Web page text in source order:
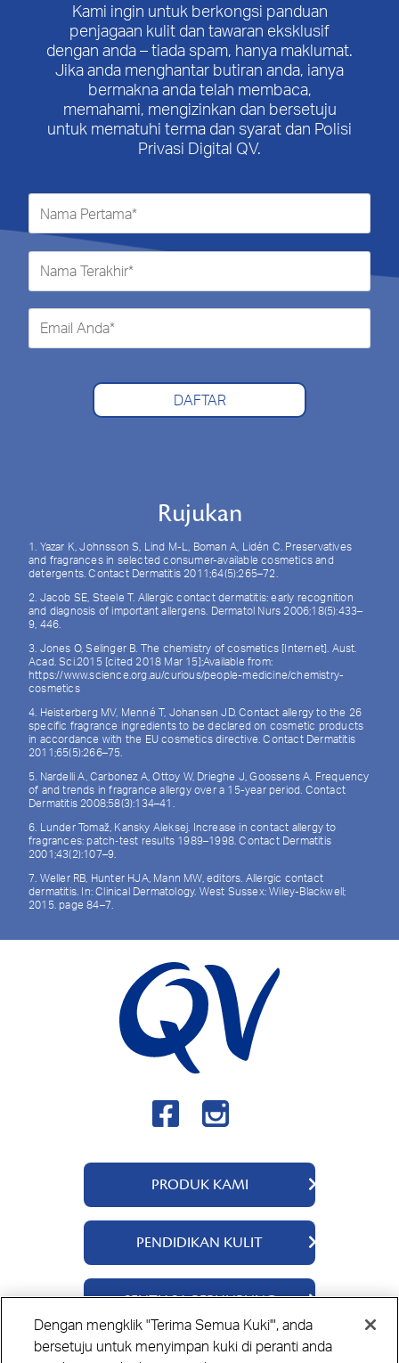
Kami ingin untuk berkongsi panduan
penjagaan kulit dan tawaran eksklusif
dengan anda – tiada spam, hanya maklumat.
Jika anda menghantar butiran anda, ianya
bermakna anda telah membaca,
memahami, mengizinkan dan bersetuju
untuk mematuhi terma dan syarat dan Polisi
Privasi Digital QV.
DAFTAR
Rujukan
1. Yazar K, Johnsson S, Lind M-L, Boman A, Lidén C. Preservatives
and fragrances in selected consumer-available cosmetics and
detergents. Contact Dermatitis 2011;64(5):265–72.
2. Jacob SE, Steele T. Allergic contact dermatitis: early recognition
and diagnosis of important allergens. Dermatol Nurs 2006;18(5):433–
9, 446.
3. Jones O, Selinger B. The chemistry of cosmetics [Internet]. Aust.
Acad. Sci.2015 [cited 2018 Mar 15];Available from:
https://www.science.org.au/curious/people-medicine/chemistry-
cosmetics
4. Heisterberg MV, Menné T, Johansen JD. Contact allergy to the 26
specific fragrance ingredients to be declared on cosmetic products
in accordance with the EU cosmetics directive. Contact Dermatitis
2011;65(5):266–75.
5. Nardelli A, Carbonez A, Ottoy W, Drieghe J, Goossens A. Frequency
of and trends in fragrance allergy over a 15-year period. Contact
Dermatitis 2008;58(3):134–41.
6. Lunder Tomaž, Kansky Aleksej. Increase in contact allergy to
fragrances: patch‐test results 1989–1998. Contact Dermatitis
2001;43(2):107–9.
7. Weller RB, Hunter HJA, Mann MW, editors. Allergic contact
dermatitis. In: Clinical Dermatology. West Sussex: Wiley-Blackwell;
2015. page 84–7.
PRODUK KAMI
QV Body
QV Intensive
QV Dermcare
QV Baby
QV Face
PENDIDIKAN KULIT
Tentang Kami
Panduan Penjagaan Kulit
SENTIASA BERHUBUNG
Hubungi Kami
Dengan mengklik "Terima Semua Kuki'", anda
bersetuju untuk menyimpan kuki di peranti anda